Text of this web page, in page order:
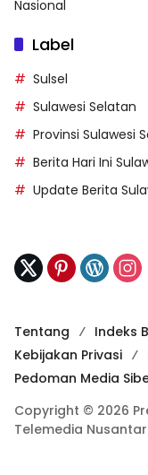
Nasional
Label
Sulsel
Sulawesi Selatan
Provinsi Sulawesi
Berita Hari Ini
Update Berita
Tentang Indeks
Kebijakan Privasi
Pedoman Media
Copyright © 2026
Telemedia